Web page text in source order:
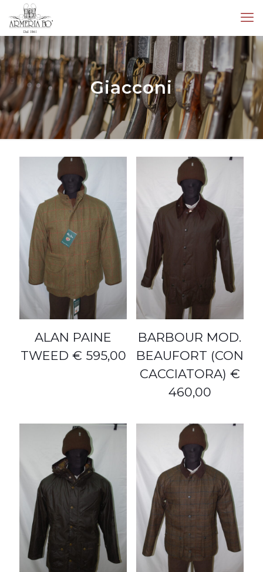
Giacconi
ALAN PAINE
TWEED € 595,00
BARBOUR MOD.
BEAUFORT (CON
CACCIATORA) €
460,00